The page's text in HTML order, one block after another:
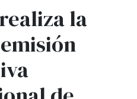
la